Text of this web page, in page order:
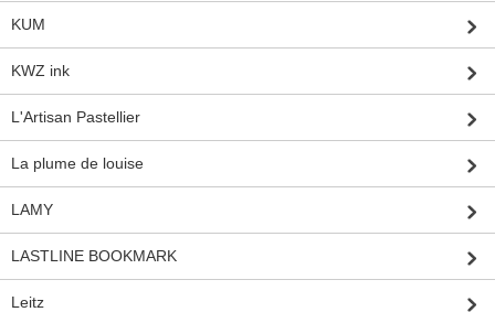
KUM
KWZ ink
L'Artisan Pastellier
La plume de louise
LAMY
LASTLINE BOOKMARK
Leitz